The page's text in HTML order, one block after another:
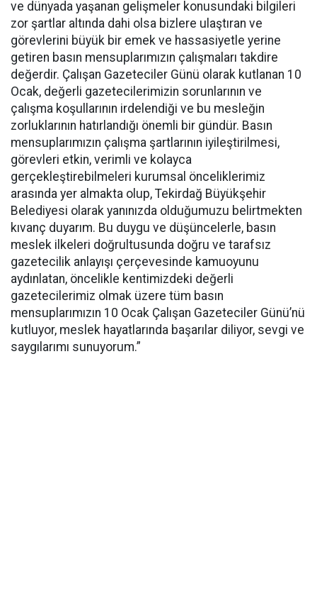
ve dünyada yaşanan gelişmeler konusundaki bilgileri
zor şartlar altında dahi olsa bizlere ulaştıran ve
görevlerini büyük bir emek ve hassasiyetle yerine
getiren basın mensuplarımızın çalışmaları takdire
değerdir. Çalışan Gazeteciler Günü olarak kutlanan 10
Ocak, değerli gazetecilerimizin sorunlarının ve
çalışma koşullarının irdelendiği ve bu mesleğin
zorluklarının hatırlandığı önemli bir gündür. Basın
mensuplarımızın çalışma şartlarının iyileştirilmesi,
görevleri etkin, verimli ve kolayca
gerçekleştirebilmeleri kurumsal önceliklerimiz
arasında yer almakta olup, Tekirdağ Büyükşehir
Belediyesi olarak yanınızda olduğumuzu belirtmekten
kıvanç duyarım. Bu duygu ve düşüncelerle, basın
meslek ilkeleri doğrultusunda doğru ve tarafsız
gazetecilik anlayışı çerçevesinde kamuoyunu
aydınlatan, öncelikle kentimizdeki değerli
gazetecilerimiz olmak üzere tüm basın
mensuplarımızın 10 Ocak Çalışan Gazeteciler Günü’nü
kutluyor, meslek hayatlarında başarılar diliyor, sevgi ve
saygılarımı sunuyorum.”